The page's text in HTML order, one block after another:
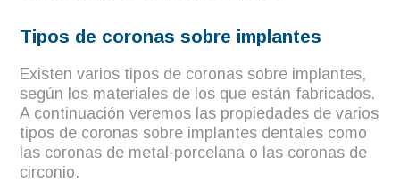
Tipos de coronas sobre implantes
Existen varios tipos de coronas sobre implantes,
según los materiales de los que están fabricados.
A continuación veremos las propiedades de varios
tipos de coronas sobre implantes dentales como
las coronas de metal-porcelana o las coronas de
circonio.